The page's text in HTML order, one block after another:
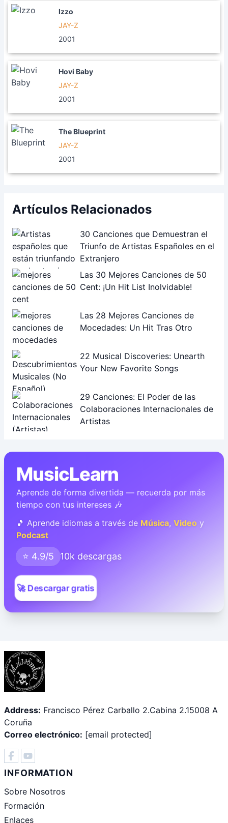
Izzo
JAY-Z
2001
Hovi Baby
JAY-Z
2001
The Blueprint
JAY-Z
2001
Artículos Relacionados
30 Canciones que Demuestran el
Triunfo de Artistas Españoles en el
Extranjero
Las 30 Mejores Canciones de 50
Cent: ¡Un Hit List Inolvidable!
Las 28 Mejores Canciones de
Mocedades: Un Hit Tras Otro
22 Musical Discoveries: Unearth
Your New Favorite Songs
29 Canciones: El Poder de las
Colaboraciones Internacionales de
Artistas
MusicLearn
Aprende de forma divertida — recuerda por más
tiempo con tus intereses 🎶
🎵 Aprende idiomas a través de Música, Video y
Podcast
⭐ 4.9/5 10k descargas
🚀 Descargar gratis
Address: Francisco Pérez Carballo 2.Cabina 2.15008 A
Coruña
Correo electrónico: [email protected]
INFORMATION
Sobre Nosotros
Formación
Enlaces